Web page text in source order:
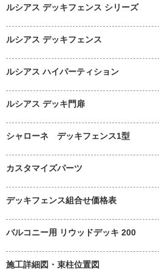
ルシアス デッキフェンス シリーズ
ルシアス デッキフェンス
ルシアス ハイパーティション
ルシアス デッキ門扉
シャローネ デッキフェンス1型
カスタマイズパーツ
デッキフェンス組合せ価格表
バルコニー用 リウッドデッキ 200
施工詳細図・束柱位置図